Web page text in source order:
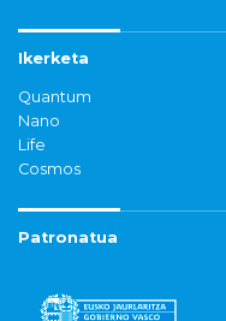
Ikerketa
Quantum
Nano
Life
Cosmos
Patronatua